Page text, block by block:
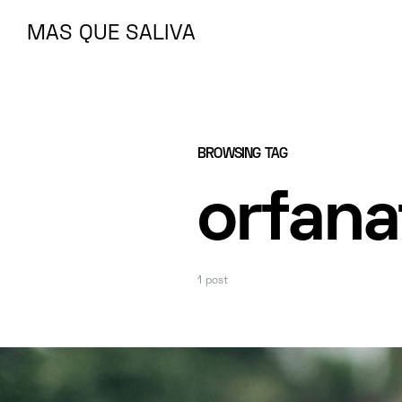
MAS QUE SALIVA
MAS QUE SALIVA
BROWSING TAG
1 post